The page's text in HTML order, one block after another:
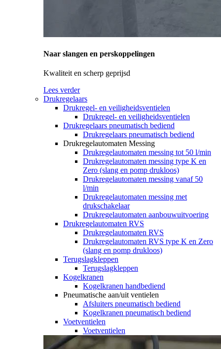
Naar slangen en perskoppelingen
Kwaliteit en scherp geprijsd
Lees verder
Drukregelaars
Drukregel- en veiligheidsventielen
Drukregel- en veiligheidsventielen
Drukregelaars pneumatisch bediend
Drukregelaars pneumatisch bediend
Drukregelautomaten Messing
Drukregelautomaten messing tot 50 l/min
Drukregelautomaten messing type K en
Zero (slang en pomp drukloos)
Drukregelautomaten messing vanaf 50
l/min
Drukregelautomaten messing met
drukschakelaar
Drukregelautomaten aanbouwuitvoering
Drukregelautomaten RVS
Drukregelautomaten RVS
Drukregelautomaten RVS type K en Zero
(slang en pomp drukloos)
Terugslagkleppen
Terugslagkleppen
Kogelkranen
Kogelkranen handbediend
Pneumatische aan/uit ventielen
Afsluiters pneumatisch bediend
Kogelkranen pneumatisch bediend
Voetventielen
Voetventielen